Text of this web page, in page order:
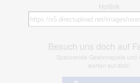
Hotlink
Besuch uns doch auf
Spannende Gewinnspiele und
warten auf dich!